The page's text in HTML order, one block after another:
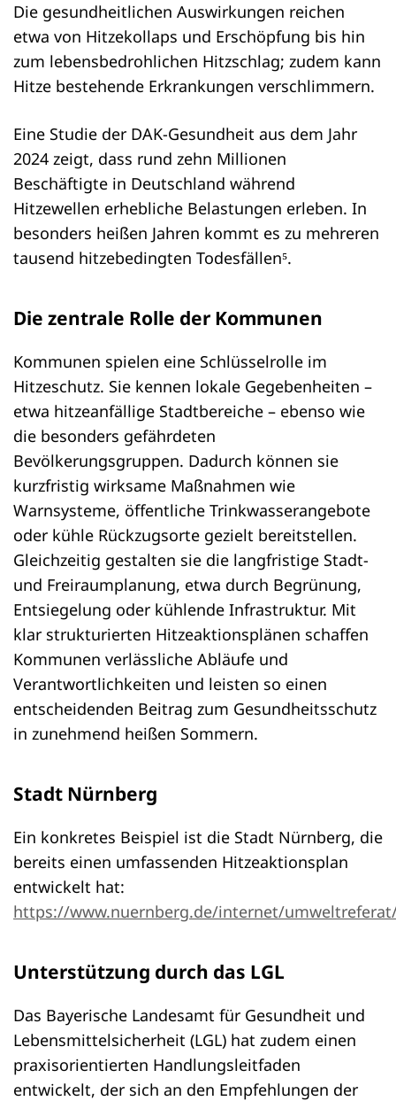
Die gesundheitlichen Auswirkungen reichen
etwa von Hitzekollaps und Erschöpfung bis hin
zum lebensbedrohlichen Hitzschlag; zudem kann
Hitze bestehende Erkrankungen verschlimmern.
Eine Studie der DAK-Gesundheit aus dem Jahr
2024 zeigt, dass rund zehn Millionen
Beschäftigte in Deutschland während
Hitzewellen erhebliche Belastungen erleben. In
besonders heißen Jahren kommt es zu mehreren
tausend hitzebedingten Todesfällen⁵.
Die zentrale Rolle der Kommunen
Kommunen spielen eine Schlüsselrolle im
Hitzeschutz. Sie kennen lokale Gegebenheiten –
etwa hitzeanfällige Stadtbereiche – ebenso wie
die besonders gefährdeten
Bevölkerungsgruppen. Dadurch können sie
kurzfristig wirksame Maßnahmen wie
Warnsysteme, öffentliche Trinkwasserangebote
oder kühle Rückzugsorte gezielt bereitstellen.
Gleichzeitig gestalten sie die langfristige Stadt-
und Freiraumplanung, etwa durch Begrünung,
Entsiegelung oder kühlende Infrastruktur. Mit
klar strukturierten Hitzeaktionsplänen schaffen
Kommunen verlässliche Abläufe und
Verantwortlichkeiten und leisten so einen
entscheidenden Beitrag zum Gesundheitsschutz
in zunehmend heißen Sommern.
Stadt Nürnberg
Ein konkretes Beispiel ist die Stadt Nürnberg, die
bereits einen umfassenden Hitzeaktionsplan
entwickelt hat:
https://www.nuernberg.de/internet/
Unterstützung durch das LGL
Das Bayerische Landesamt für Gesundheit und
Lebensmittelsicherheit (LGL) hat zudem einen
praxisorientierten Handlungsleitfaden
entwickelt, der sich an den Empfehlungen der